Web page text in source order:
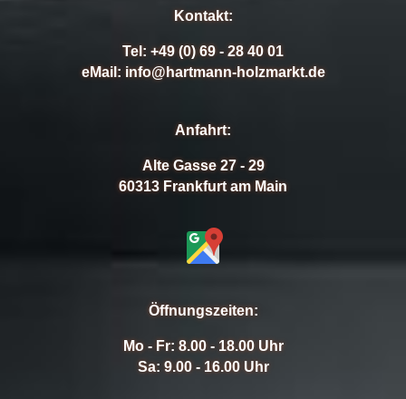
Kontakt:
Tel: +49 (0) 69 - 28 40 01
eMail: info@hartmann-holzmarkt.de
Anfahrt:
Alte Gasse 27 - 29
60313 Frankfurt am Main
Öffnungszeiten:
Mo - Fr: 8.00 - 18.00 Uhr
Sa: 9.00 - 16.00 Uhr